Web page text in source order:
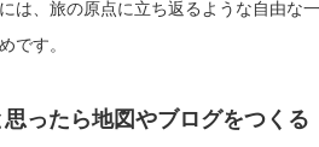
は、旅の原点に立ち返るような自由な一
です。
ったら地図やブログをつくる